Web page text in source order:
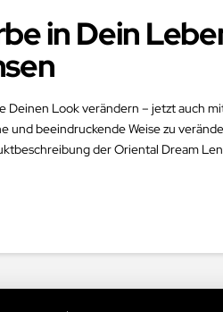
in Dein
Deinen Look verändern – jetzt auch
und beeindruckende Weise zu
der Oriental Dream